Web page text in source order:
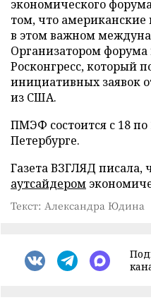
экономического
том, что
в этом важном
Организатором
Росконгресс, который
инициативных заявок
из США.
ПМЭФ состоится с 18 по
Петербурге.
Газета ВЗГЛЯД писала,
аутсайдером
Текст: Александра Юдина